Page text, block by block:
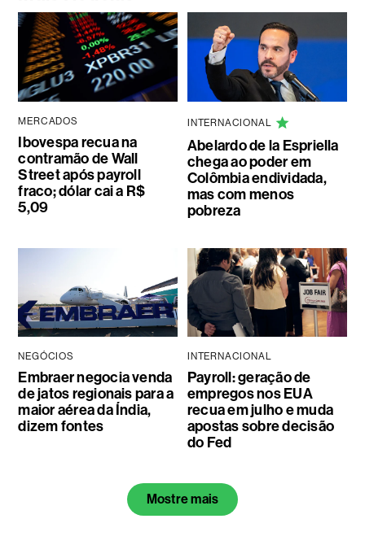
MERCADOS
Ibovespa recua na
contramão de Wall
Street após payroll
fraco; dólar cai a R$
5,09
INTERNACIONAL
Abelardo de la Espriella
chega ao poder em
Colômbia endividada,
mas com menos
pobreza
NEGÓCIOS
Embraer negocia venda
de jatos regionais para a
maior aérea da Índia,
dizem fontes
INTERNACIONAL
Payroll: geração de
empregos nos EUA
recua em julho e muda
apostas sobre decisão
do Fed
Mostre mais